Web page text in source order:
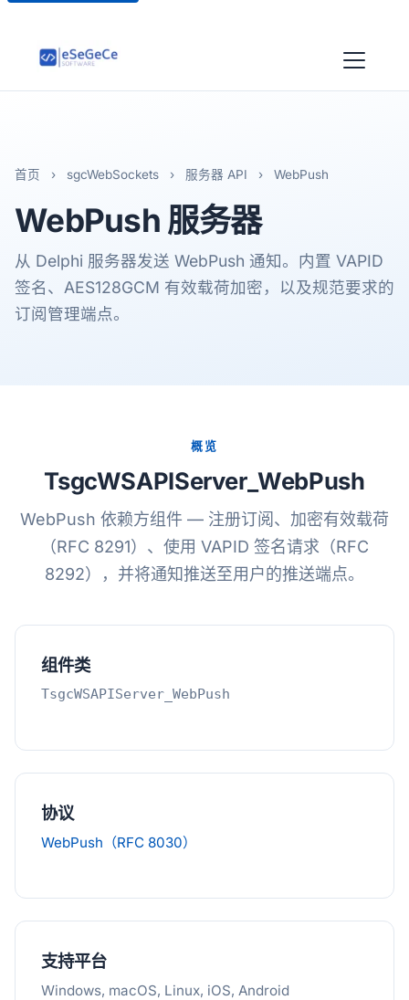
首页 › sgcWebSockets › 服务器 API › WebPush
WebPush 服务器
从 Delphi 服务器发送 WebPush 通知。内置 VAPID
签名、AES128GCM 有效载荷加密，以及规范要求的
订阅管理端点。
概览
TsgcWSAPIServer_WebPush
WebPush 依赖方组件 — 注册订阅、加密有效载荷
（RFC 8291）、使用 VAPID 签名请求（RFC
8292），并将通知推送至用户的推送端点。
组件类
TsgcWSAPIServer_WebPush
协议
WebPush（RFC 8030）
支持平台
Windows, macOS, Linux, iOS, Android